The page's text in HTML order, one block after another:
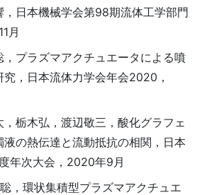
日本機械学会第98期流体工学部門
月
プラズマアクチュエータによる噴
，日本流体力学会年会2020，
栃木弘，渡辺敬三，酸化グラフェ
液の熱伝達と流動抵抗の相関，日本
年次大会，2020年9月
，環状集積型プラズマアクチュエ